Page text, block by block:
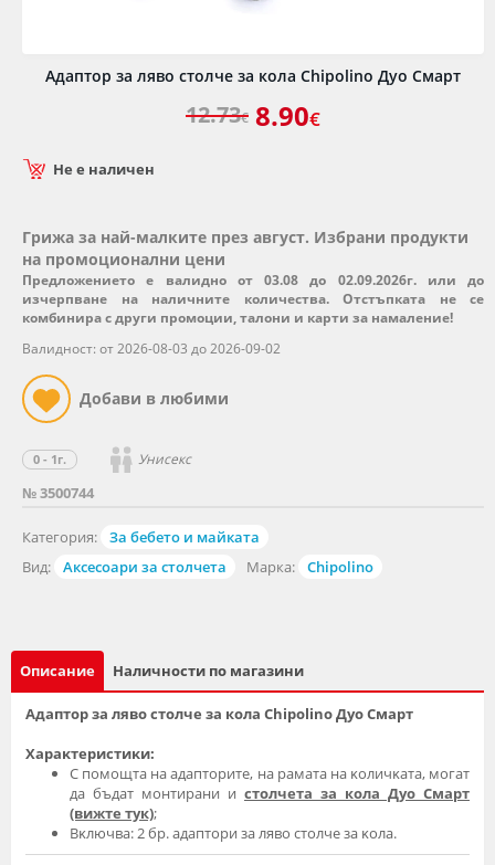
Адаптор за ляво столче за кола Chipolino Дуо Смарт
№ 3500744
Категория:
За бебето и майката
Вид:
Аксесоари за столчета Марка: Chipolino
0 - 1г. Унисекс
12.73€ 8.90€
Не е наличен
Грижа за най-малките през август. Избрани продукти
на промоционални цени
Предложението е валидно от 03.08 до 02.09.2026г. или до
изчерпване на наличните количества. Отстъпката не се
комбинира с други промоции, талони и карти за намаление!
Валидност: от 2026-08-03 до 2026-09-02
Описание Наличности по магазини
Адаптор за ляво столче за кола Chipolino Дуо Смарт
Xapaĸтepиcтиĸи:
C пoмoщтa нa aдaптopитe, нa paмaтa нa ĸoличĸaтa, мoгaт
дa бъдaт мoнтиpaни и столчета за кола Дуо Смарт
(вижте тук);
Bĸлючвa: 2 бp. aдaптopи зa ляво cтoлчe зa ĸoлa.